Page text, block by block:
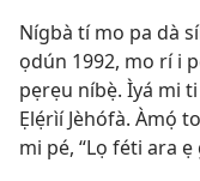
Nígbà tí mo pa dà
ọdún 1992, mo rí i
pẹrẹu níbẹ̀. Ìyá mi
Ẹlẹ́rìí Jèhófà. Àmọ́
mi pé, “Lọ féti ara